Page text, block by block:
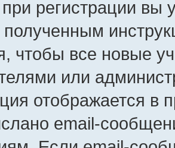
регистрации вы
полученным
чтобы все новые
или
отображается в
email-